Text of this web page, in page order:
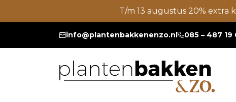
T/m 13 augustus 20%
info@plantenbakkenenzo.nl 085 – 487 19